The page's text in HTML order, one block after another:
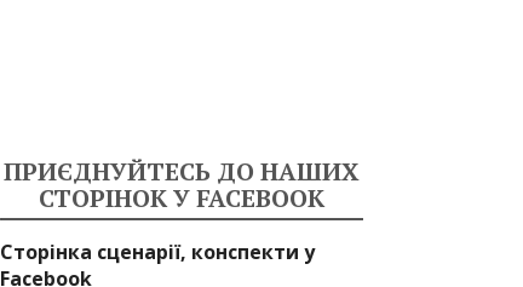
ПРИЄДНУЙТЕСЬ ДО НАШИХ
СТОРІНОК У FACEBOOK
Сторінка сценарії, конспекти у
Facebook